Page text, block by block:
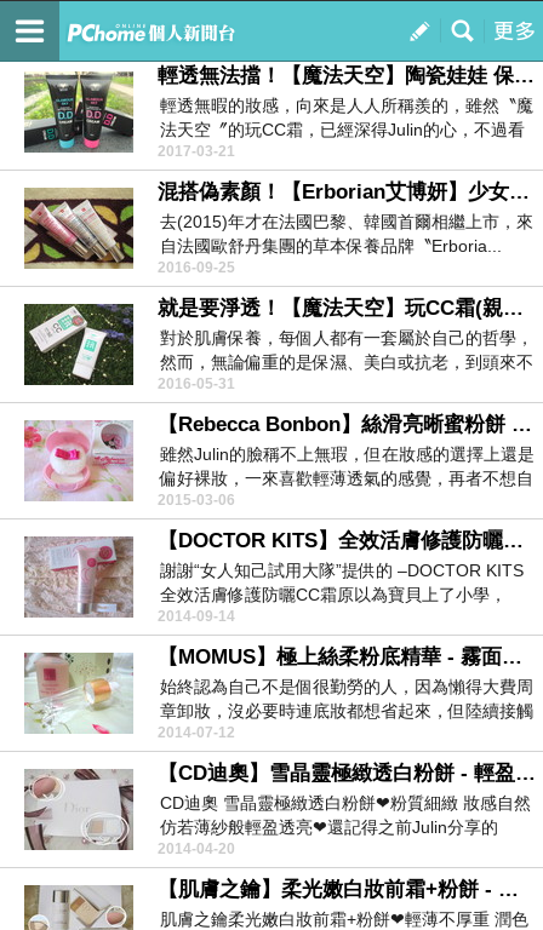
我的
訂閱
純想純享
輕透無法擋！【魔法天空】陶瓷娃娃 保濕光感+輕透亮顏 DD霜 連袂出擊
輕透無暇的妝感，向來是人人所稱羨的，雖然〝魔
法天空〞的玩CC霜，已經深得Julin的心，不過看
到...
2017-03-21
混搭偽素顏！【Erborian艾博妍】少女PP霜 打光CC霜 小臉BB霜 V型鎂光肌的秘密武器
去(2015)年才在法國巴黎、韓國首爾相繼上市，來
自法國歐舒丹集團的草本保養品牌〝Erboria...
2016-09-25
就是要淨透！【魔法天空】玩CC霜(親膚色) 親膚不泛白 自然好氣色
對於肌膚保養，每個人都有一套屬於自己的哲學，
然而，無論偏重的是保濕、美白或抗老，到頭來不
外乎是希...
2016-05-31
【Rebecca Bonbon】絲滑亮晰蜜粉餅 - 塑造霧面的裸妝美肌
雖然Julin的臉稱不上無瑕，但在妝感的選擇上還是
偏好裸妝，一來喜歡輕薄透氣的感覺，再者不想自
己的妝...
2015-03-06
【DOCTOR KITS】全效活膚修護防曬CC霜 - 輕輕一抹 蠟黃暗沉快快走
謝謝“女人知己試用大隊”提供的 –DOCTOR KITS
全效活膚修護防曬CC霜原以為寶貝上了小學，
會...
2014-09-14
【MOMUS】極上絲柔粉底精華 - 霧面妝感 輕潤薄透
始終認為自己不是個很勤勞的人，因為懶得大費周
章卸妝，沒必要時連底妝都想省起來，但陸續接觸
到用起來順容...
2014-07-12
【CD迪奧】雪晶靈極緻透白粉餅 - 輕盈透亮的妝感 就是這麼簡單
CD迪奧 雪晶靈極緻透白粉餅❤粉質細緻 妝感自然
仿若薄紗般輕盈透亮❤還記得之前Julin分享的
「C...
2014-04-20
【肌膚之鑰】柔光嫩白妝前霜+粉餅 - 打造淨透明亮的光澤美肌
肌膚之鑰柔光嫩白妝前霜+粉餅❤輕薄不厚重 潤色